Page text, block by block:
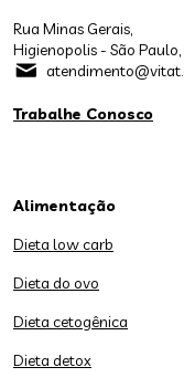
Rua Minas Gerais,
Higienopolis - São Paulo,
Trabalhe Conosco
Alimentação
Dieta low carb
Dieta do ovo
Dieta cetogênica
Dieta detox